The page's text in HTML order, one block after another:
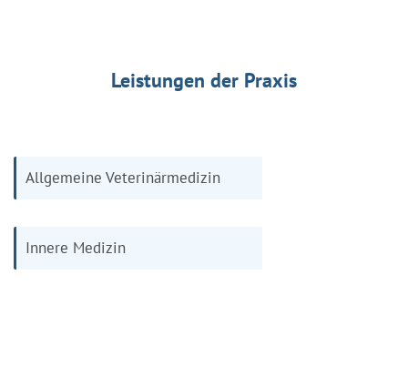
Leistungen der Praxis
Allgemeine Veterinärmedizin
Innere Medizin